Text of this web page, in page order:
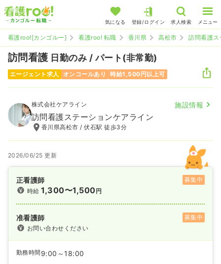
気になる 登録/ログイン 求人検索 メニュー
看護roo![カンゴルー] 看護roo! 転職 香川県 高松市 訪問看護
訪問看護 日勤のみ / パート(非常勤)
エージェント求人 オンコールあり 時給1,500円以上可
株式会社ケアライン 施設情報
訪問看護ステーションケアライン
香川県高松市 / 伏石駅 徒歩3分
2026/06/25 更新
正看護師
募集中
時給1,300〜1,500円
准看護師
募集中
お問い合わせください
勤務時間 9:00～18:00